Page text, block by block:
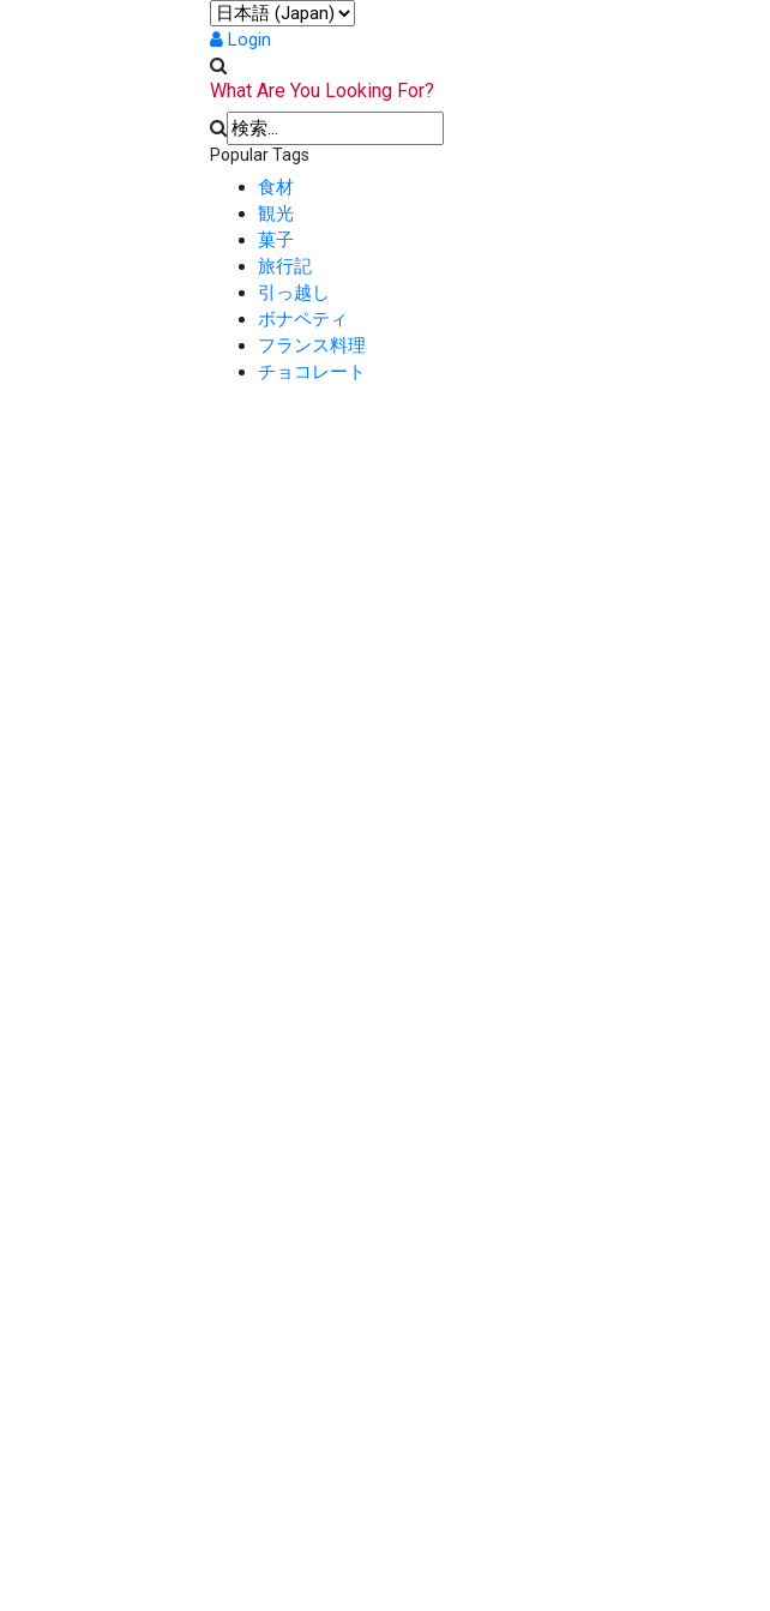
Login
What Are You Looking For?
Popular Tags
食材
観光
菓子
旅行記
引っ越し
ボナペティ
フランス料理
チョコレート